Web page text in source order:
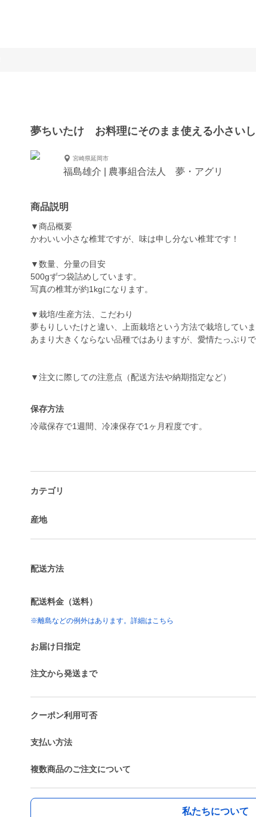
夢ちいたけ お料理にそのまま使える小さいし
宮崎県延岡市
福島雄介 | 農事組合法人 夢・アグリ
商品説明
▼商品概要
かわいい小さな椎茸ですが、味は申し分ない椎茸です！
▼数量、分量の目安
500gずつ袋詰めしています。
写真の椎茸が約1kgになります。
▼栽培/生産方法、こだわり
夢もりしいたけと違い、上面栽培という方法で栽培していま
あまり大きくならない品種ではありますが、愛情たっぷりで
▼注文に際しての注意点（配送方法や納期指定など）
保存方法
冷蔵保存で1週間、冷凍保存で1ヶ月程度です。
カテゴリ
産地
配送方法
配送料金（送料）
※離島などの例外はあります。詳細はこちら
お届け日指定
注文から発送まで
クーポン利用可否
支払い方法
複数商品のご注文について
私たちについて